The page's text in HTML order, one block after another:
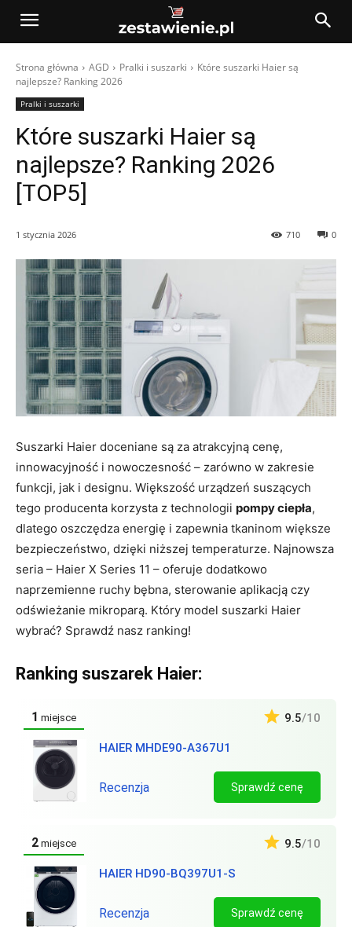
Strona główna AGD Pralki i suszarki
Które suszarki Haier są
najlepsze? Ranking 2026
Pralki i suszarki
Które suszarki Haier są
najlepsze? Ranking 2026
[TOP5]
1 stycznia 2026 0
710
Suszarki Haier doceniane są za atrakcyjną cenę,
innowacyjność i nowoczesność – zarówno w zakresie
funkcji, jak i designu. Większość urządzeń suszących
tego producenta korzysta z technologii pompy ciepła,
dlatego oszczędza energię i zapewnia tkaninom większe
bezpieczeństwo, dzięki niższej temperaturze. Najnowsza
seria – Haier X Series 11 – oferuje dodatkowo
naprzemienne ruchy bębna, sterowanie aplikacją czy
odświeżanie mikroparą. Który model suszarki Haier
wybrać? Sprawdź nasz ranking!
Ranking suszarek Haier:
1 miejsce
HAIER MHDE90-A367U1
9.5/10
Recenzja Sprawdź cenę
2 miejsce
HAIER HD90-BQ397U1-S
9.5/10
Recenzja Sprawdź cenę